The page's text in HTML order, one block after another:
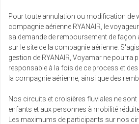
Pour toute annulation ou modification de
compagnie aérienne RYANAIR, le
sa demande de remboursement de
sur le site de la compagnie aérienne.
gestion de RYANAIR, Voyamar ne pourra
responsable à la fois de ce process et
la compagnie aérienne, ainsi que des
Nos circuits et croisières fluviales ne
enfants et aux personnes à mobilité
Les maximums de participants sur nos